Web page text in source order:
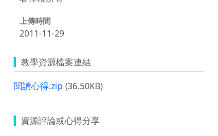
上傳時間
2011-11-29
教學資源檔案連結
閱讀心得.zip (36.50KB)
資源評論或心得分享